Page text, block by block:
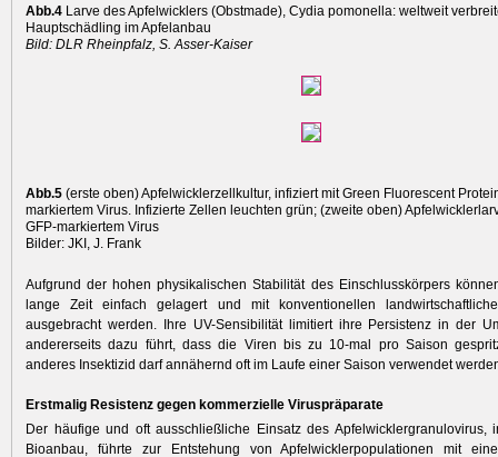
Abb.4 Larve des Apfelwicklers (Obstmade), Cydia pomonella: weltweit
Hauptschädling im Apfelanbau
Bild: DLR Rheinpfalz, S. Asser-Kaiser
Abb.5 (erste oben) Apfelwicklerzellkultur, infiziert mit Green Fluorescent
markiertem Virus. Infizierte Zellen leuchten grün; (zweite oben)
GFP-markiertem Virus
Bilder: JKI, J. Frank
Aufgrund der hohen physikalischen Stabilität des Einschlusskörpers
lange Zeit einfach gelagert und mit konventionellen
ausgebracht werden. Ihre UV-Sensibilität limitiert ihre Persistenz in der
andererseits dazu führt, dass die Viren bis zu 10-mal pro Saison
anderes Insektizid darf annähernd oft im Laufe einer Saison verwendet
Erstmalig Resistenz gegen kommerzielle Viruspräparate
Der häufige und oft ausschließliche Einsatz des Apfelwicklergranulovirus,
Bioanbau, führte zur Entstehung von Apfelwicklerpopulationen mit